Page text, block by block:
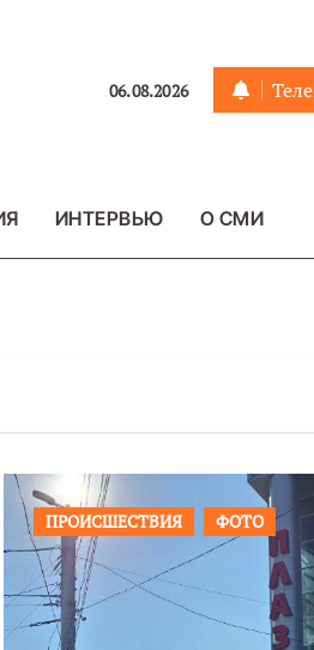
06.08.2026
ИНТЕРВЬЮ О СМИ
ПРОИСШЕСТВИЯ ФОТО